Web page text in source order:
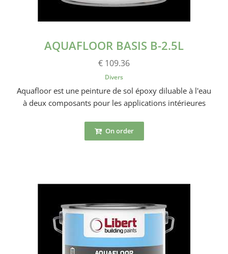
AQUAFLOOR BASIS B-2.5L
€ 109.36
Divers
Aquafloor est une peinture de sol époxy diluable à l'eau
à deux composants pour les applications intérieures
On order